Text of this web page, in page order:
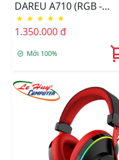
DAREU A710 (RGB -
WIRELESS 5.8G)
★ ★ ★ ★ ★
1.350.000 đ
Mới 100%